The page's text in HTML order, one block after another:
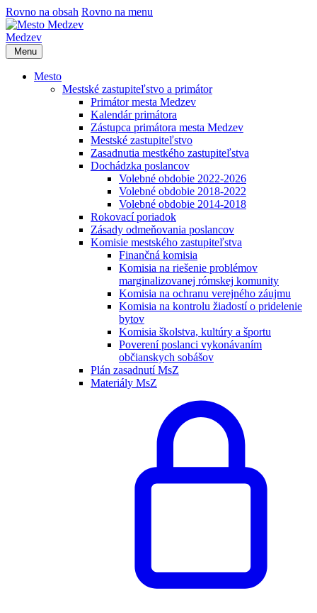
Rovno na obsah Rovno na menu
Medzev
Menu
Mesto
Mestské zastupiteľstvo a primátor
Primátor mesta Medzev
Kalendár primátora
Zástupca primátora mesta Medzev
Mestské zastupiteľstvo
Zasadnutia mestkého zastupiteľstva
Dochádzka poslancov
Volebné obdobie 2022-2026
Volebné obdobie 2018-2022
Volebné obdobie 2014-2018
Rokovací poriadok
Zásady odmeňovania poslancov
Komisie mestského zastupiteľstva
Finančná komisia
Komisia na riešenie problémov
marginalizovanej rómskej komunity
Komisia na ochranu verejného záujmu
Komisia na kontrolu žiadostí o pridelenie
bytov
Komisia školstva, kultúry a športu
Poverení poslanci vykonávaním
občianskych sobášov
Plán zasadnutí MsZ
Materiály MsZ